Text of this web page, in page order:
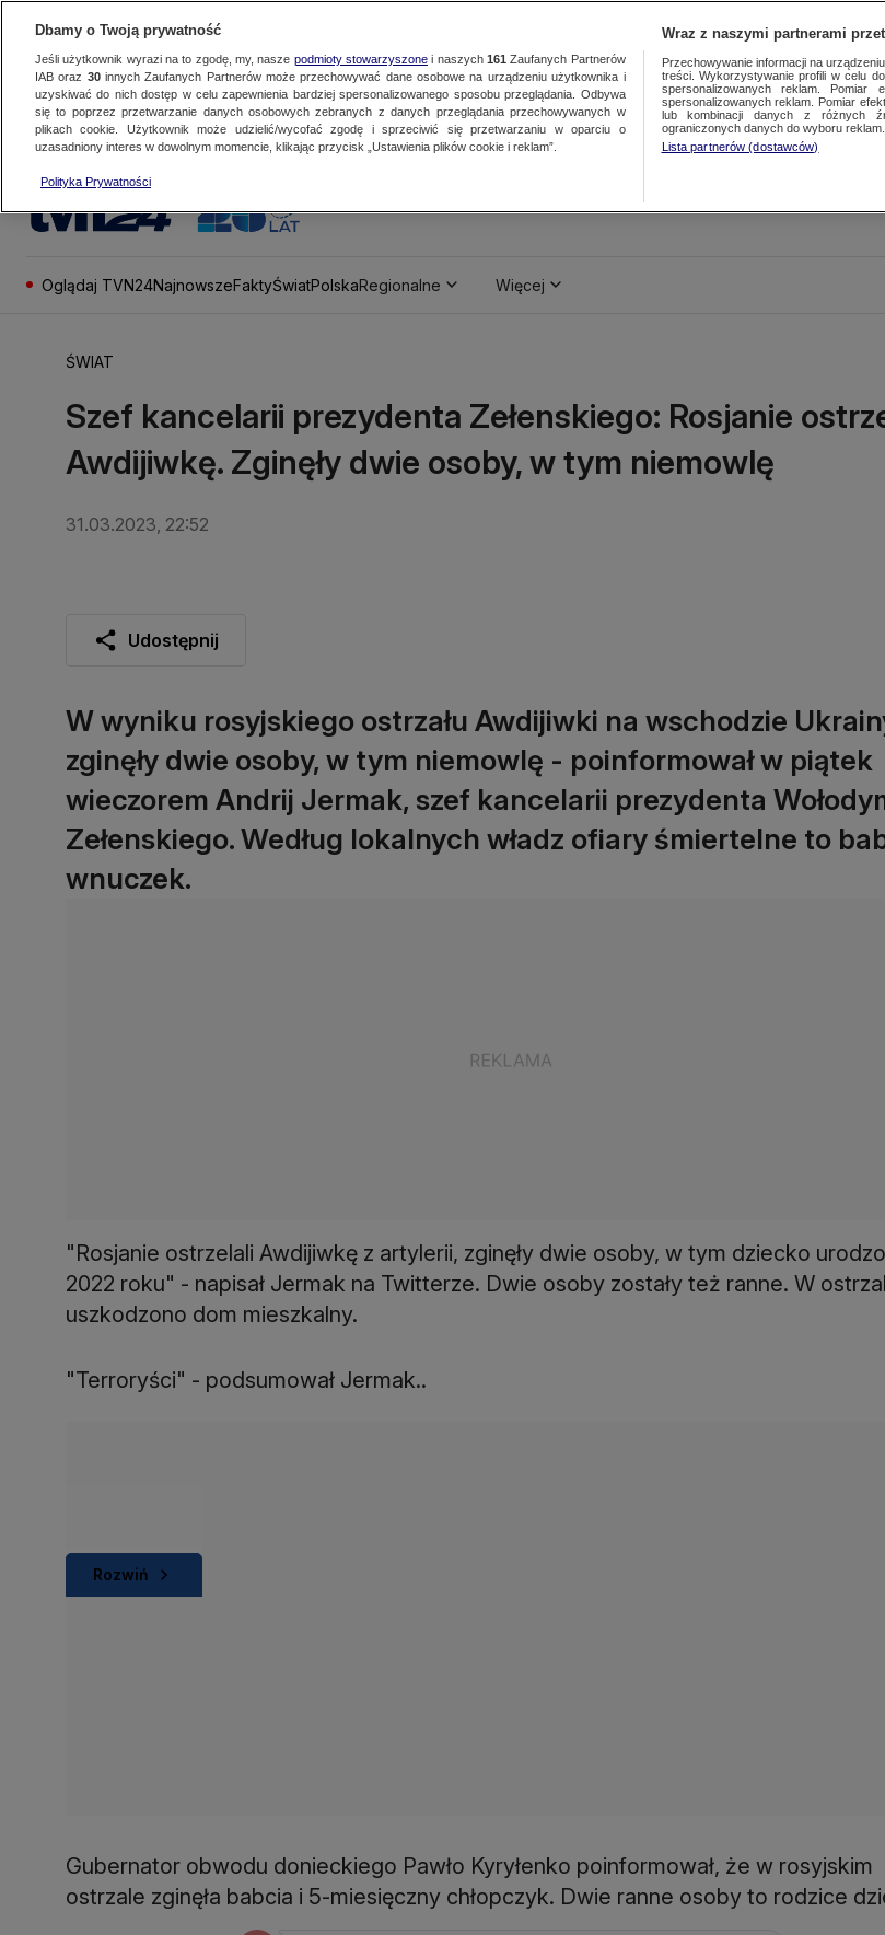
Oglądaj TVN24NajnowszeFaktyŚwiatPolskaRegionalne Więcej
ŚWIAT
Szef kancelarii prezydenta Zełenskiego: Rosjanie
Awdijiwkę. Zginęły dwie osoby, w tym niemowlę
31.03.2023, 22:52
Udostępnij
W wyniku rosyjskiego ostrzału Awdijiwki na wschodzie
zginęły dwie osoby, w tym niemowlę - poinformował w piątek
wieczorem Andrij Jermak, szef kancelarii prezydenta
Zełenskiego. Według lokalnych władz ofiary śmiertelne to
wnuczek.
"Rosjanie ostrzelali Awdijiwkę z artylerii, zginęły dwie osoby, w tym dziecko
2022 roku" - napisał Jermak na Twitterze. Dwie osoby zostały też ranne. W
uszkodzono dom mieszkalny.
"Terroryści" - podsumował Jermak..
Rozwiń
Gubernator obwodu donieckiego Pawło Kyryłenko poinformował, że w rosyjskim
ostrzale zginęła babcia i 5-miesięczny chłopczyk. Dwie ranne osoby to rodzice
Dbamy o Twoją prywatność
Jeśli użytkownik wyrazi na to zgodę, my, nasze podmioty stowarzyszonei naszych 161 Zaufanych Partnerów
IAB oraz 30innych Zaufanych Partnerów może przechowywać dane osobowe na urządzeniu użytkownika i
uzyskiwać do nich dostęp w celu zapewnienia bardziej spersonalizowanego sposobu przeglądania. Odbywa
się to poprzez przetwarzanie danych osobowych zebranych z danych przeglądania przechowywanych w
plikach cookie. Użytkownik może udzielić/wycofać zgodę i sprzeciwić się przetwarzaniu w oparciu o
uzasadniony interes w dowolnym momencie, klikając przycisk „Ustawienia plików cookie i reklam”.
Polityka Prywatności
Wraz z naszymi partnerami
Przechowywanie informacji na
treści. Wykorzystywanie profili w celu
spersonalizowanych reklam. Pomiar
spersonalizowanych reklam. Pomiar
lub kombinacji danych z różnych
ograniczonych danych do wyboru reklam.
Lista partnerów (dostawców)